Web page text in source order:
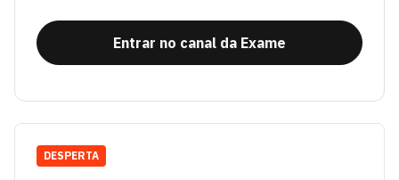
Entrar no canal da Exame
DESPERTA